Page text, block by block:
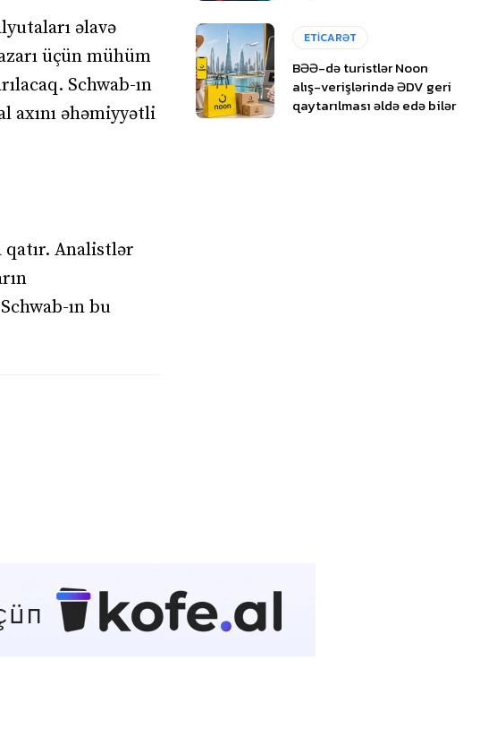
əlavə
üçün mühüm
Schwab-ın
axını əhəmiyyətli
qatır. Analistlər
ın bu
ETİCARƏT
BƏƏ-də turistlər Noon
alış-verişlərində ƏDV geri
qaytarılması əldə edə bilər